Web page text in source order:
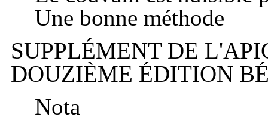
Une bonne méthode
SUPPLÉMENT DE
DOUZIÈME ÉDITION
Nota